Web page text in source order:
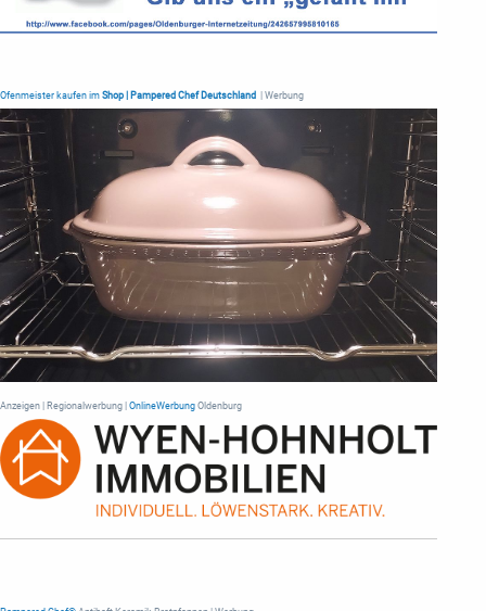
Ofenmeister kaufen im Shop | Pampered Chef Deutschland | Werbung
Anzeigen | Regionalwerbung | OnlineWerbung Oldenburg